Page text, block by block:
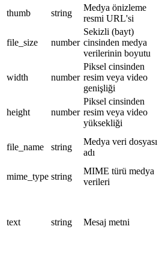
thumb
string
Medya önizleme
resmi URL'si
file_size number
Sekizli (bayt)
cinsinden medya
verilerinin boyutu
width number
Piksel cinsinden
resim veya video
genişliği
height number
Piksel cinsinden
resim veya video
yüksekliği
file_name string
Medya veri dosyası
adı
mime_type string
MIME türü medya
verileri
text string Mesaj metni